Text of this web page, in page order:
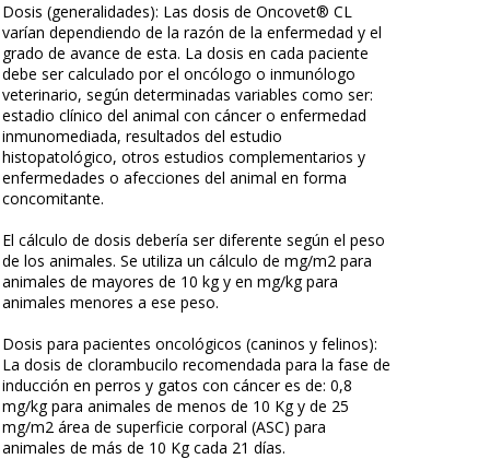
Dosis (generalidades): Las dosis de Oncovet® CL
varían dependiendo de la razón de la enfermedad y el
grado de avance de esta. La dosis en cada paciente
debe ser calculado por el oncólogo o inmunólogo
veterinario, según determinadas variables como ser:
estadio clínico del animal con cáncer o enfermedad
inmunomediada, resultados del estudio
histopatológico, otros estudios complementarios y
enfermedades o afecciones del animal en forma
concomitante.
El cálculo de dosis debería ser diferente según el peso
de los animales. Se utiliza un cálculo de mg/m2 para
animales de mayores de 10 kg y en mg/kg para
animales menores a ese peso.
Dosis para pacientes oncológicos (caninos y felinos):
La dosis de clorambucilo recomendada para la fase de
inducción en perros y gatos con cáncer es de: 0,8
mg/kg para animales de menos de 10 Kg y de 25
mg/m2 área de superficie corporal (ASC) para
animales de más de 10 Kg cada 21 días.